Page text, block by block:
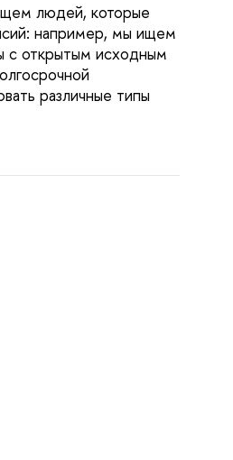
людей, которые
например, мы ищем
с открытым исходным
различные типы